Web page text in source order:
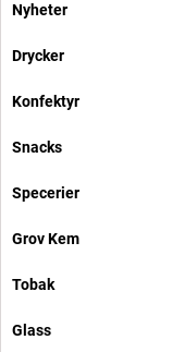
Nyheter
Drycker
Konfektyr
Snacks
Specerier
Grov Kem
Tobak
Glass